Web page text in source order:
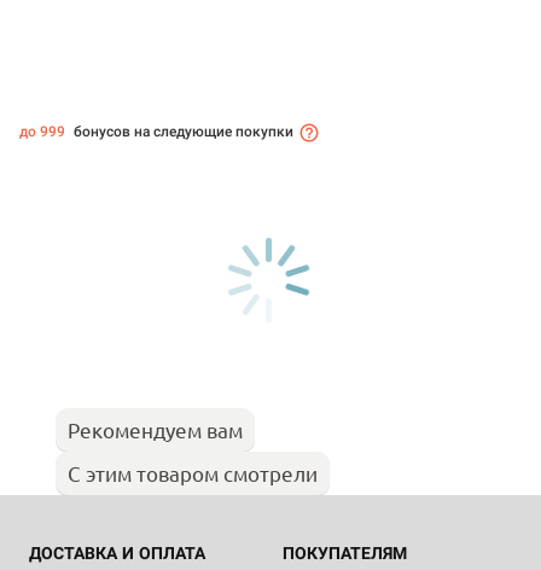
до 999 бонусов на следующие покупки
Рекомендуем вам
С этим товаром смотрели
ДОСТАВКА И ОПЛАТА ПОКУПАТЕЛЯМ